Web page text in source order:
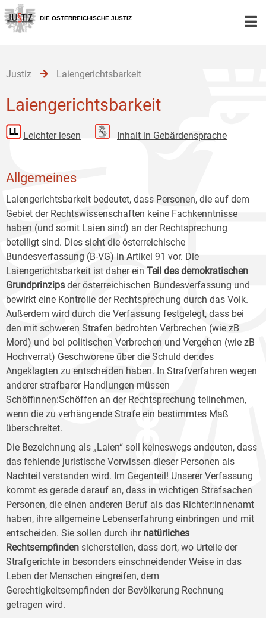
Zur
Hauptnavigation
[1]
Zum
Inhalt
[2]
Zum
Untermenü
[3]
DIE ÖSTERREICHISCHE JUSTIZ
Justiz Laiengerichtsbarkeit
Laiengerichtsbarkeit
Leichter lesen Inhalt in Gebärdensprache
Allgemeines
Laiengerichtsbarkeit bedeutet, dass Personen, die auf dem
Gebiet der Rechtswissenschaften keine Fachkenntnisse
haben (und somit Laien sind) an der Rechtsprechung
beteiligt sind. Dies sieht die österreichische
Bundesverfassung (B-VG) in Artikel 91 vor. Die
Laiengerichtsbarkeit ist daher ein Teil des demokratischen
Grundprinzips der österreichischen Bundesverfassung und
bewirkt eine Kontrolle der Rechtsprechung durch das Volk.
Außerdem wird durch die Verfassung festgelegt, dass bei
den mit schweren Strafen bedrohten Verbrechen (wie zB
Mord) und bei politischen Verbrechen und Vergehen (wie zB
Hochverrat) Geschworene über die Schuld der:des
Angeklagten zu entscheiden haben. In Strafverfahren wegen
anderer strafbarer Handlungen müssen
Schöffinnen:Schöffen an der Rechtsprechung teilnehmen,
wenn die zu verhängende Strafe ein bestimmtes Maß
überschreitet.
Die Bezeichnung als „Laien“ soll keineswegs andeuten, dass
das fehlende juristische Vorwissen dieser Personen als
Nachteil verstanden wird. Im Gegenteil! Unserer Verfassung
kommt es gerade darauf an, dass in wichtigen Strafsachen
Personen, die einen anderen Beruf als das Richter:innenamt
haben, ihre allgemeine Lebenserfahrung einbringen und mit
entscheiden. Sie sollen durch ihr natürliches
Rechtsempfinden sicherstellen, dass dort, wo Urteile der
Strafgerichte in besonders einschneidender Weise in das
Leben der Menschen eingreifen, dem
Gerechtigkeitsempfinden der Bevölkerung Rechnung
getragen wird.